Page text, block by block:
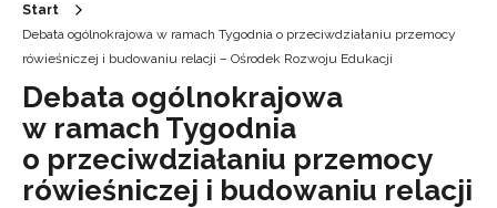
Start
Debata ogólnokrajowa w ramach Tygodnia o przeciwdziałaniu przemocy
rówieśniczej i budowaniu relacji – Ośrodek Rozwoju Edukacji
Debata ogólnokrajowa
w ramach Tygodnia
o przeciwdziałaniu przemocy
rówieśniczej i budowaniu relacji